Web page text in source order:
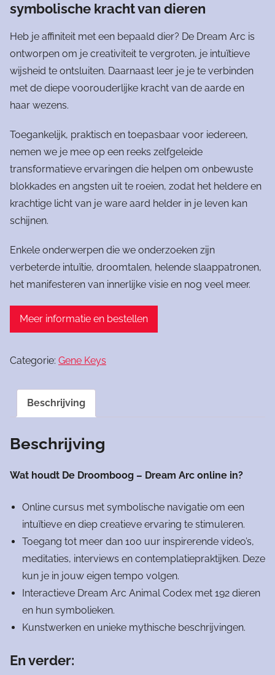
symbolische kracht van dieren
Heb je affiniteit met een bepaald dier? De Dream Arc is
ontworpen om je creativiteit te vergroten, je intuïtieve
wijsheid te ontsluiten. Daarnaast leer je je te verbinden
met de diepe voorouderlijke kracht van de aarde en
haar wezens.
Toegankelijk, praktisch en toepasbaar voor iedereen,
nemen we je mee op een reeks zelfgeleide
transformatieve ervaringen die helpen om onbewuste
blokkades en angsten uit te roeien, zodat het heldere en
krachtige licht van je ware aard helder in je leven kan
schijnen.
Enkele onderwerpen die we onderzoeken zijn
verbeterde intuïtie, droomtalen, helende slaappatronen,
het manifesteren van innerlijke visie en nog veel meer.
Meer informatie en bestellen
Categorie: Gene Keys
Beschrijving
Beschrijving
Wat houdt De Droomboog – Dream Arc online in?
Online cursus met symbolische navigatie om een ​​
intuïtieve en diep creatieve ervaring te stimuleren.
Toegang tot meer dan 100 uur inspirerende video’s,
meditaties, interviews en contemplatiepraktijken. Deze
kun je in jouw eigen tempo volgen.
Interactieve Dream Arc Animal Codex met 192 dieren
en hun symbolieken.
Kunstwerken en unieke mythische beschrijvingen.
En verder: